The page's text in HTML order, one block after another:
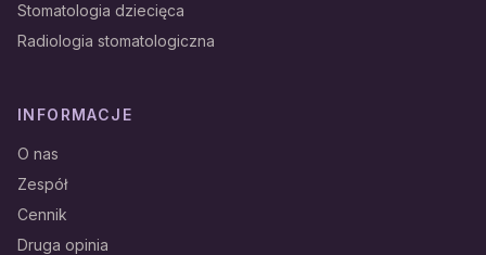
Stomatologia dziecięca
Radiologia stomatologiczna
INFORMACJE
O nas
Zespół
Cennik
Druga opinia